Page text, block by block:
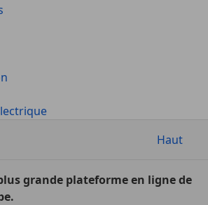
Haut
grande plateforme en ligne de